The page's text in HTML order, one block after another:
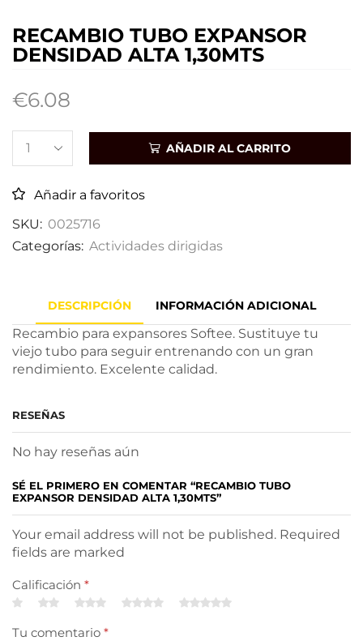
RECAMBIO TUBO EXPANSOR
DENSIDAD ALTA 1,30MTS
€6.08
AÑADIR AL CARRITO
Añadir a favoritos
SKU: 0025716
Categorías: Actividades dirigidas
DESCRIPCIÓN INFORMACIÓN ADICIONAL
Recambio para expansores Softee. Sustituye tu
viejo tubo para seguir entrenando con un gran
rendimiento. Excelente calidad.
RESEÑAS
No hay reseñas aún
SÉ EL PRIMERO EN COMENTAR “RECAMBIO TUBO
EXPANSOR DENSIDAD ALTA 1,30MTS”
Your email address will not be published. Required
fields are marked
Calificación *
Tu comentario *